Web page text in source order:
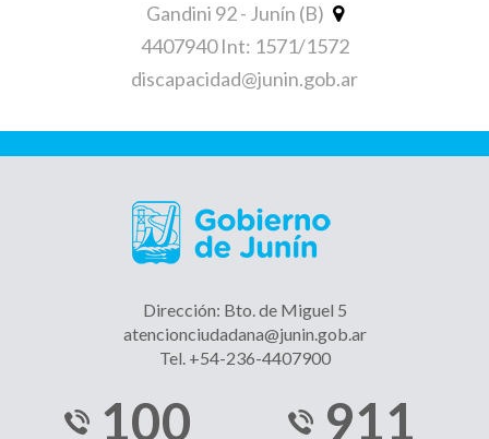
Gandini 92 - Junín (B)
4407940 Int: 1571/1572
discapacidad@junin.gob.ar
Dirección: Bto. de Miguel 5
atencionciudadana@junin.gob.ar
Tel. +54-236-4407900
100 911